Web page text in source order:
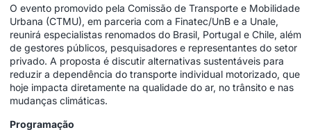
O evento promovido pela Comissão de Transporte e Mobilidade
Urbana (CTMU), em parceria com a Finatec/UnB e a Unale,
reunirá especialistas renomados do Brasil, Portugal e Chile, além
de gestores públicos, pesquisadores e representantes do setor
privado. A proposta é discutir alternativas sustentáveis para
reduzir a dependência do transporte individual motorizado, que
hoje impacta diretamente na qualidade do ar, no trânsito e nas
mudanças climáticas.
Programação